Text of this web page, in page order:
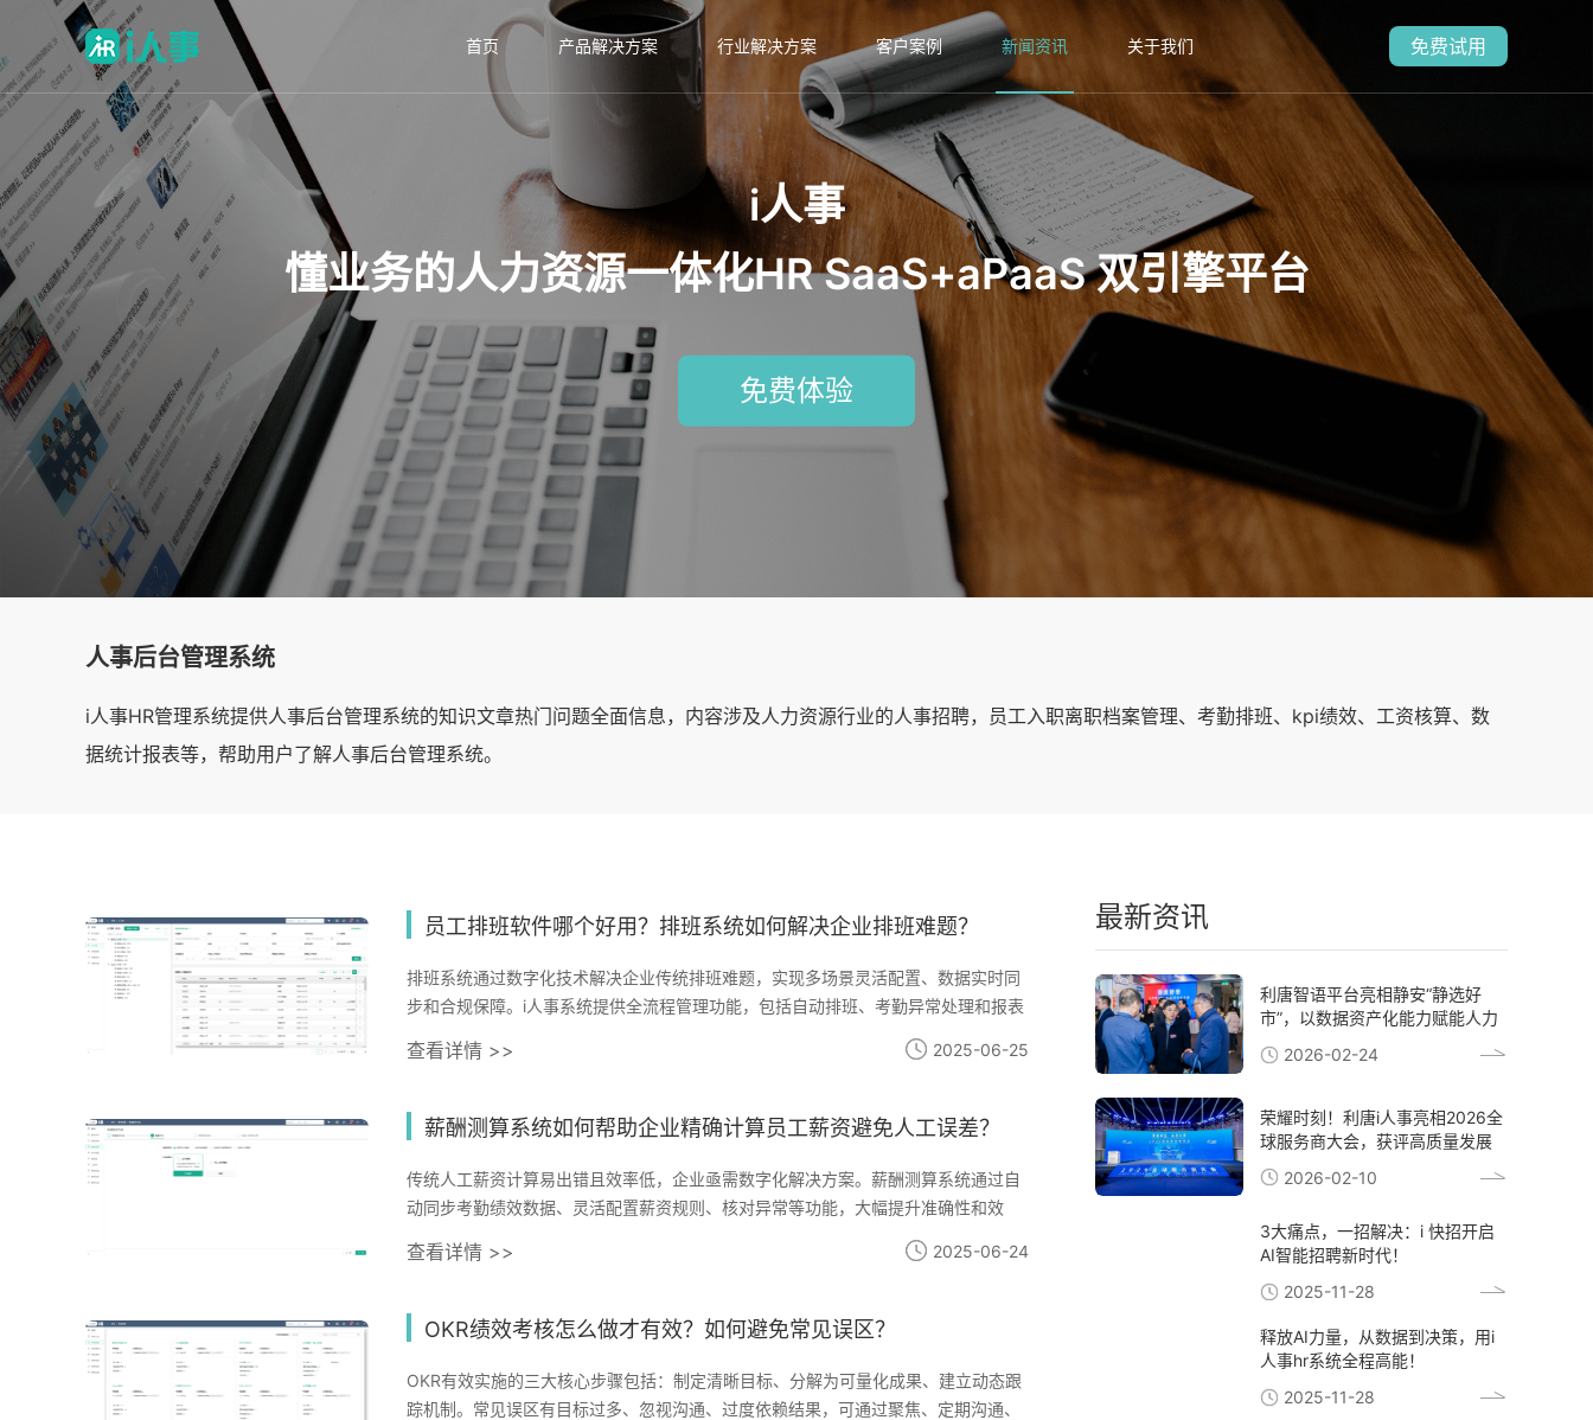
首页 产品解决方案 行业解决方案 客户案例 新闻资讯 关于我们 免费试用
i人事
懂业务的人力资源一体化HR SaaS+aPaaS 双引擎平台
免费体验
人事后台管理系统
i人事HR管理系统提供人事后台管理系统的知识文章热门问题全面信息，内容涉及人力资源行业的人事招聘，员工入职离职档案管理、考勤排班、kpi绩效、工资核算、数
据统计报表等，帮助用户了解人事后台管理系统。
员工排班软件哪个好用？排班系统如何解决企业排班难题？
排班系统通过数字化技术解决企业传统排班难题，实现多场景灵活配置、数据实时同
步和合规保障。i人事系统提供全流程管理功能，包括自动排班、考勤异常处理和报表
分析，适配连锁零售、制造、金融等需求。系统可提升排班效率60%以上，降低人力
成本15%，改善员工体验。未来将向AI排班发展，企业选择时需关注功能适配性、数
才价值提升。
查看详情 >> 2025-06-25
薪酬测算系统如何帮助企业精确计算员工薪资避免人工误差？
传统人工薪资计算易出错且效率低，企业亟需数字化解决方案。薪酬测算系统通过自
动同步考勤绩效数据、灵活配置薪资规则、核对异常等功能，大幅提升准确性和效
率。以i人事系统为例，其多数据源整合、电子工资条和合规管理等特色功能，帮助企
业缩短核算时间、降低错误率、优化员工体验。选型时应关注系统集成性、灵活扩展
务，推动企业数字化转型。
查看详情 >> 2025-06-24
OKR绩效考核怎么做才有效？如何避免常见误区？
OKR有效实施的三大核心步骤包括：制定清晰目标、分解为可量化成果、建立动态跟
踪机制。常见误区有目标过多、忽视沟通、过度依赖结果，可通过聚焦、定期沟通、
最新资讯
利唐智语平台亮相静安“静选好
市”，以数据资产化能力赋能人力
2026-02-24
荣耀时刻！利唐i人事亮相2026全
球服务商大会，获评高质量发展
典型案例
2026-02-10
3大痛点，一招解决：i 快招开启
AI智能招聘新时代！
2025-11-28
释放AI力量，从数据到决策，用i
人事hr系统全程高能！
2025-11-28